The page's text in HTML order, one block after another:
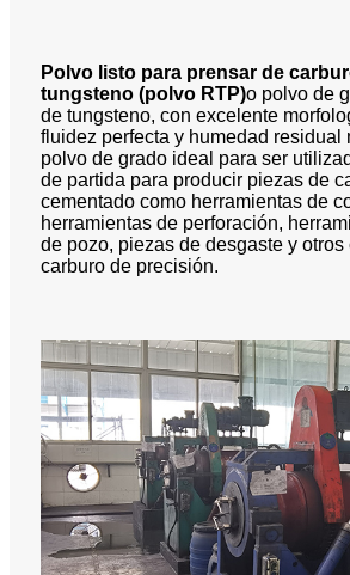
Polvo listo para prensar de
tungsteno (polvo RTP)o polvo de
de tungsteno, con excelente
fluidez perfecta y humedad residual
polvo de grado ideal para ser
de partida para producir piezas de
cementado como herramientas de
herramientas de perforación,
de pozo, piezas de desgaste y
carburo de precisión.